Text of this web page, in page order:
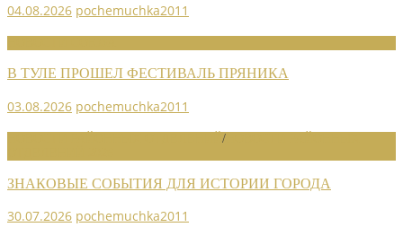
04.08.2026 pochemuchka2011
В ТУЛЕ ПРОШЕЛ ФЕСТИВАЛЬ ПРЯНИКА
03.08.2026 pochemuchka2011
/
ЗНАКОВЫЕ СОБЫТИЯ ДЛЯ ИСТОРИИ ГОРОДА
30.07.2026 pochemuchka2011